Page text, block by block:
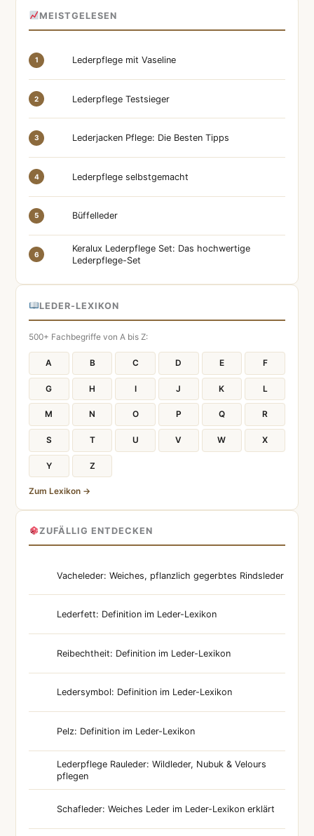
MEISTGELESEN
1 Lederpflege mit Vaseline
2 Lederpflege Testsieger
3 Lederjacken Pflege: Die Besten Tipps
4 Lederpflege selbstgemacht
5 Büffelleder
6
Keralux Lederpflege Set: Das hochwertige
Lederpflege-Set
LEDER-LEXIKON
500+ Fachbegriffe von A bis Z:
A B C D E F
G H I J K L
M N O P Q R
S T U V W X
Y Z
Zum Lexikon →
ZUFÄLLIG ENTDECKEN
Vacheleder: Weiches, pflanzlich gegerbtes Rindsleder
Lederfett: Definition im Leder-Lexikon
Reibechtheit: Definition im Leder-Lexikon
Ledersymbol: Definition im Leder-Lexikon
Pelz: Definition im Leder-Lexikon
Lederpflege Rauleder: Wildleder, Nubuk & Velours
pflegen
Schafleder: Weiches Leder im Leder-Lexikon erklärt